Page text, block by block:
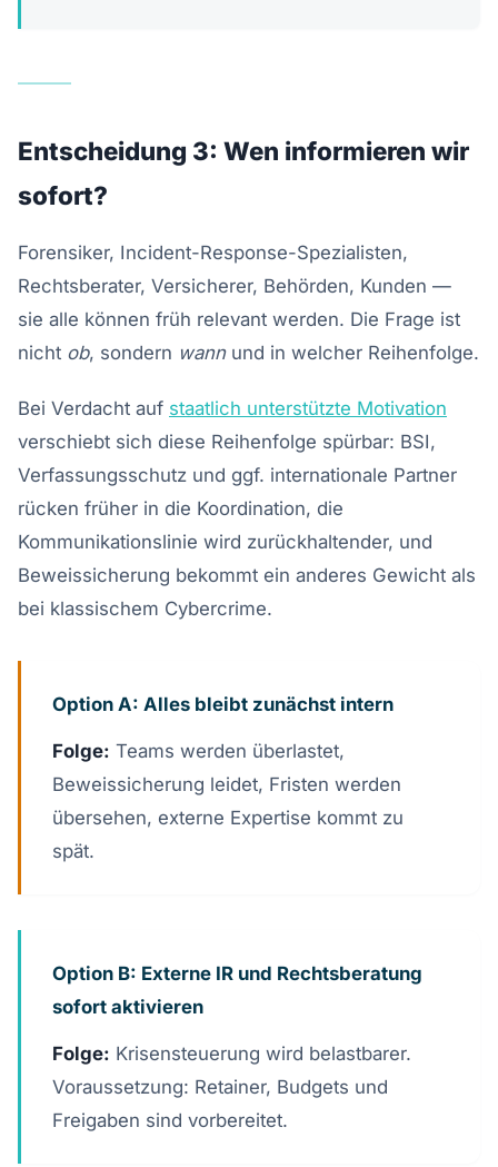
Entscheidung 3: Wen informieren wir
sofort?
Forensiker, Incident-Response-Spezialisten,
Rechtsberater, Versicherer, Behörden, Kunden —
sie alle können früh relevant werden. Die Frage ist
nicht ob, sondern wannund in welcher Reihenfolge.
Bei Verdacht auf staatlich unterstützte Motivation
verschiebt sich diese Reihenfolge spürbar: BSI,
Verfassungsschutz und ggf. internationale Partner
rücken früher in die Koordination, die
Kommunikationslinie wird zurückhaltender, und
Beweissicherung bekommt ein anderes Gewicht als
bei klassischem Cybercrime.
Option A: Alles bleibt zunächst intern
Folge: Teams werden überlastet,
Beweissicherung leidet, Fristen werden
übersehen, externe Expertise kommt zu
spät.
Option B: Externe IR und Rechtsberatung
sofort aktivieren
Folge: Krisensteuerung wird belastbarer.
Voraussetzung: Retainer, Budgets und
Freigaben sind vorbereitet.